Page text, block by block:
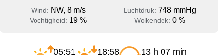
Wind: NW, 8 m/s Luchtdruk: 748 mmHg
Vochtigheid: 19 % Wolkendek: 0 %
05:51 18:58 13 h 07 min